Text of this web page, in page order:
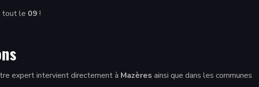
le 09 !
expert intervient directement à Mazères ainsi que dans les communes